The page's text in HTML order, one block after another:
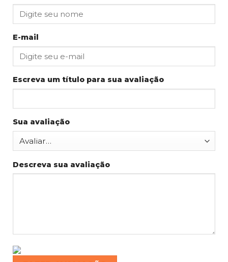
E-mail
Escreva um título para sua avaliação
Sua avaliação
Descreva sua avaliação